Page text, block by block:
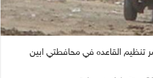
عناصر تنظيم القاعده في محافطتي ابين